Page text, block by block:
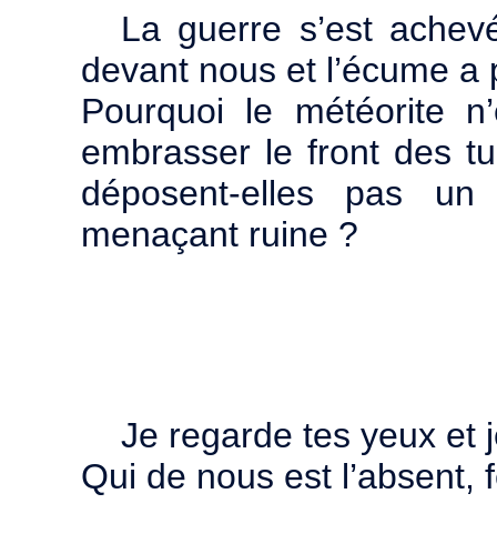
La guerre s’est
devant nous et l’écume
Pourquoi le météorite
embrasser le front des
déposent-elles pas
menaçant ruine ?
Je regarde tes yeux et
Qui de nous est